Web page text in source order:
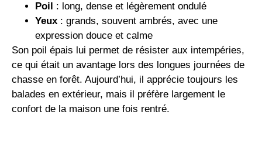
Poil
: long, dense et légèrement ondulé
Yeux : grands, souvent ambrés, avec une
expression douce et calme
Son poil épais lui permet de résister aux intempéries,
ce qui était un avantage lors des longues journées de
chasse en forêt. Aujourd’hui, il apprécie toujours les
balades en extérieur, mais il préfère largement le
confort de la maison une fois rentré.